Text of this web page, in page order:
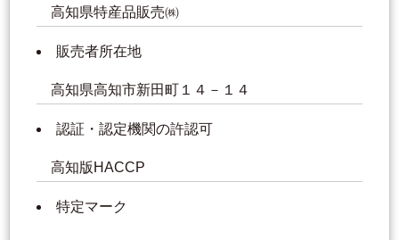
高知県特産品販売㈱
販売者所在地
高知県高知市新田町１４－１４
認証・認定機関の許認可
高知版HACCP
特定マーク